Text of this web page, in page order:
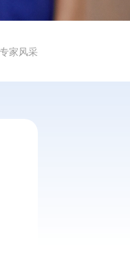
专家风采